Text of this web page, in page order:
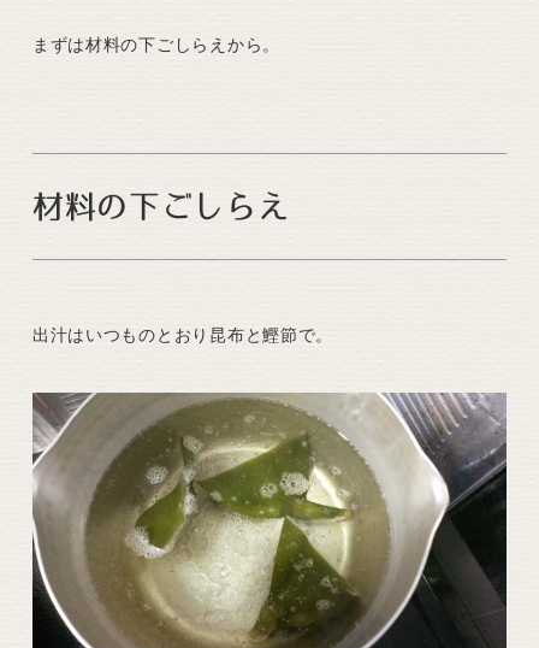
まずは材料の下ごしらえから。
材料の下ごしらえ
出汁はいつものとおり昆布と鰹節で。